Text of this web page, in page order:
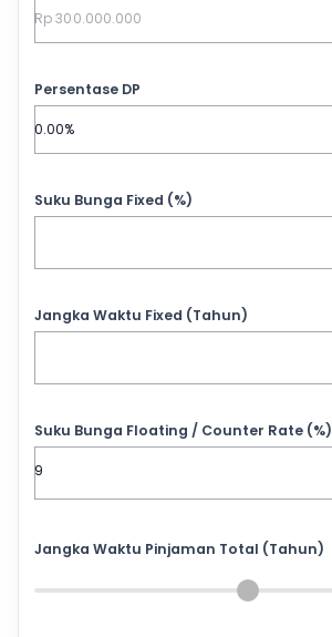
Persentase DP
Suku Bunga Fixed (%)
Jangka Waktu Fixed (Tahun)
Suku Bunga Floating / Counter Rate (%)
Jangka Waktu Pinjaman Total (Tahun)